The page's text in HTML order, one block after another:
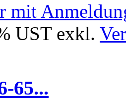
mit
UST exkl.
65...